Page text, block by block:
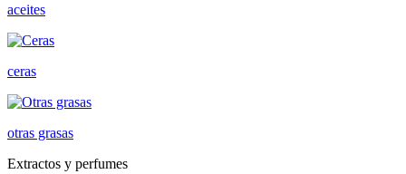
aceites
ceras
otras grasas
Extractos y perfumes